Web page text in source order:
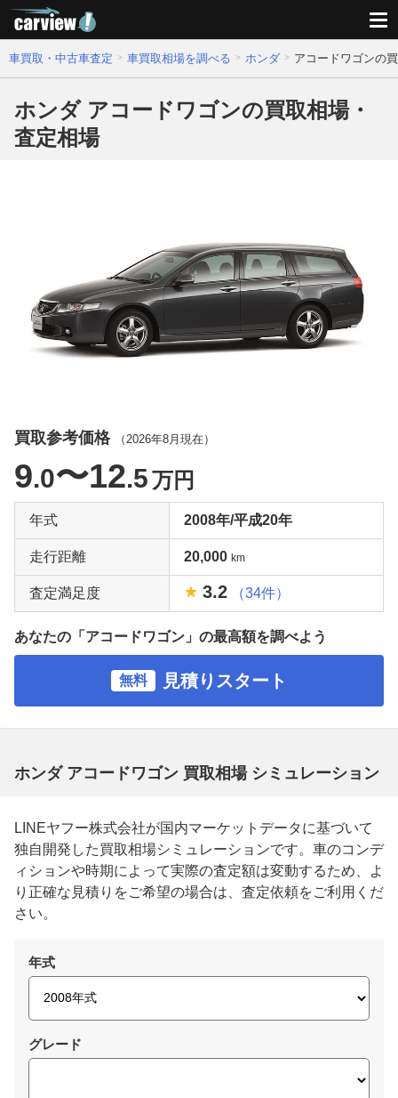
車買取・中古車査定 車買取相場を調べる ホンダ アコードワゴンの
ホンダ アコードワゴンの買取相場・
査定相場
買取参考価格 （ 2026年8月 現在）
9.0〜12.5万円
年式 2008年/平成20年
走行距離 20,000 km
査定満足度 3.2 （34件）
あなたの「アコードワゴン」の最高額を調べよう
無料 見積りスタート
ホンダ アコードワゴン 買取相場 シミュレーション
LINEヤフー株式会社が国内マーケットデータに基づいて
独自開発した買取相場シミュレーションです。車のコンデ
ィションや時期によって実際の査定額は変動するため、よ
り正確な見積りをご希望の場合は、査定依頼をご利用くだ
さい。
年式
グレード